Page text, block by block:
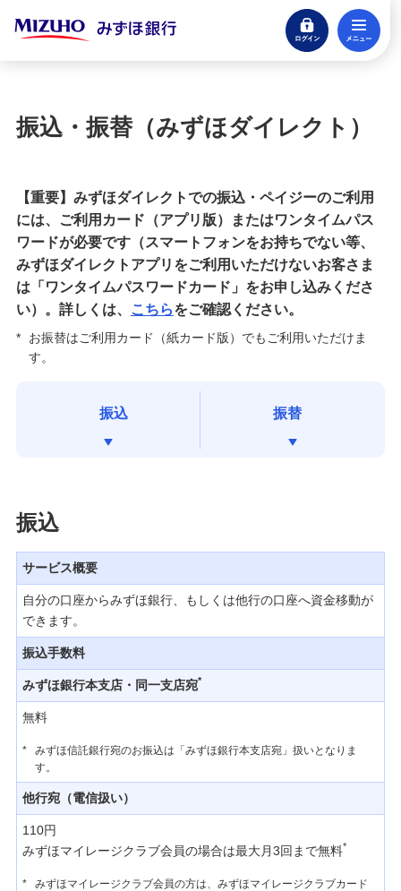
ログイン
閉じる
みずほダイレクト新規申込
会員制サービスの特典内容照会
振込・振替
定期預金・積立定期預金
投資信託（みずほダイレクト［インターネットバ
ンキング］サービス）
住宅ローン
公共料金口座振替
ネット口座振替受付サービス
ネット振込決済サービス
メールアドレスの変更
振込・振替（みずほダイレクト）
【重要】みずほダイレクトでの振込・ペイジーのご利用
には、ご利用カード（アプリ版）またはワンタイムパス
ワードが必要です（スマートフォンをお持ちでない等、
みずほダイレクトアプリをご利用いただけないお客さま
は「ワンタイムパスワードカード」をお申し込みくださ
い）。詳しくは、
こちらをご確認ください。
*
お振替はご利用カード（紙カード版）でもご利用いただけま
す。
振込 振替
振込
サービス概要
自分の口座からみずほ銀行、もしくは他行の口座へ資金移動が
できます。
振込手数料
みずほ銀行本支店・同一支店宛*
無料
*
みずほ信託銀行宛のお振込は「みずほ銀行本支店宛」扱いとなりま
す。
他行宛（電信扱い）
110円
みずほマイレージクラブ会員の場合は最大月3回まで無料*
*
みずほマイレージクラブ会員の方は、みずほマイレージクラブカード